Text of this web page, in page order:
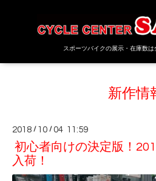
スポーツバイクの展示・在庫数は
新作情
2018 / 10 /04 11:59
初心者向けの決定版！
入荷！